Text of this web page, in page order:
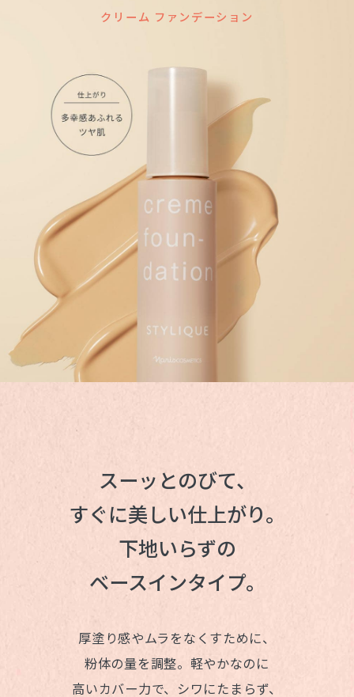
クリーム ファンデーション
スーッとのびて、
すぐに美しい仕上がり。
下地いらずの
ベースインタイプ。
厚塗り感やムラをなくすために、
粉体の量を調整。軽やかなのに
高いカバー力で、 シワにたまらず、